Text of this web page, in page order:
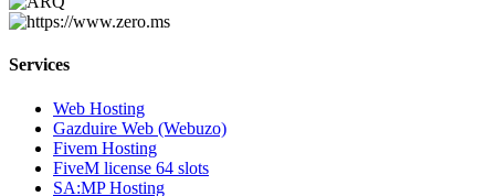
Services
Web Hosting
Gazduire Web (Webuzo)
Fivem Hosting
FiveM license 64 slots
SA:MP Hosting